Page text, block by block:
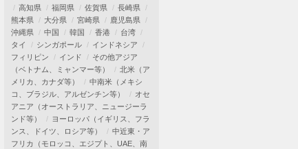
高知県
福岡県 佐賀県
長崎県
熊本県
大分県 宮崎県
鹿児島県
沖縄県
中国 韓国 香港
台湾
タイ
シンガポール
インドネシア
フィリピン
インド
その他アジア
（ベトナム、ミャンマー等）
北米（ア
メリカ、カナダ等）
中南米（メキシ
コ、ブラジル、アルゼンチン等）
オセ
アニア（オーストラリア、ニュージーラ
ンド等）
ヨーロッパ（イギリス、フラ
ンス、ドイツ、ロシア等）
中近東・ア
フリカ（モロッコ、エジプト、UAE、南